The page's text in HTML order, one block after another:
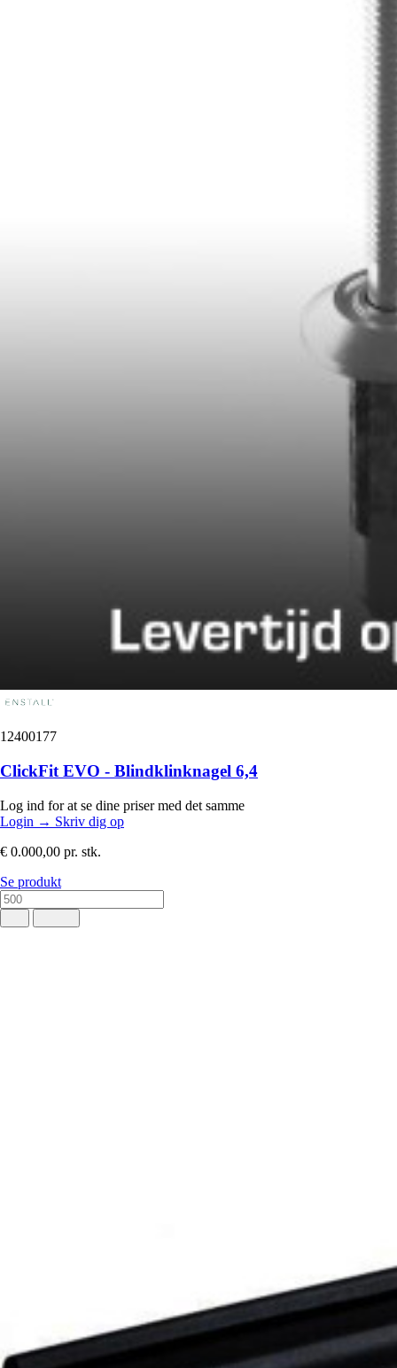
12400177
ClickFit EVO - Blindklinknagel 6,4
Log ind for at se dine priser med det samme
Login → Skriv dig op
€ 0.000,00 pr. stk.
Se produkt